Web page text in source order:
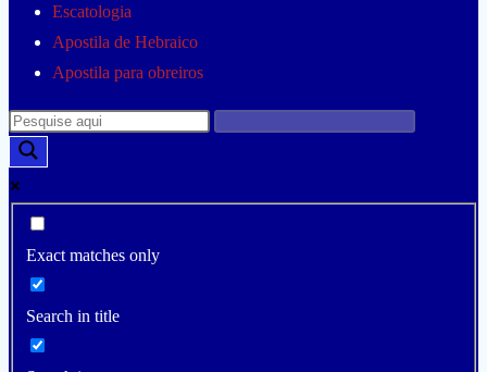
Escatologia
Apostila de Hebraico
Apostila para obreiros
Exact matches only
Search in title